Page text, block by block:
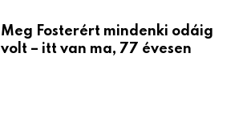
Meg Fosterért mindenki odáig
volt – itt van ma, 77 évesen